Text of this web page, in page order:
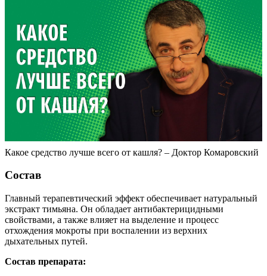
Какое средство лучше всего от кашля? – Доктор Комаровский
Состав
Главный терапевтический эффект обеспечивает натуральный
экстракт тимьяна. Он обладает антибактерицидными
свойствами, а также влияет на выделение и процесс
отхождения мокроты при воспалении из верхних
дыхательных путей.
Состав препарата: